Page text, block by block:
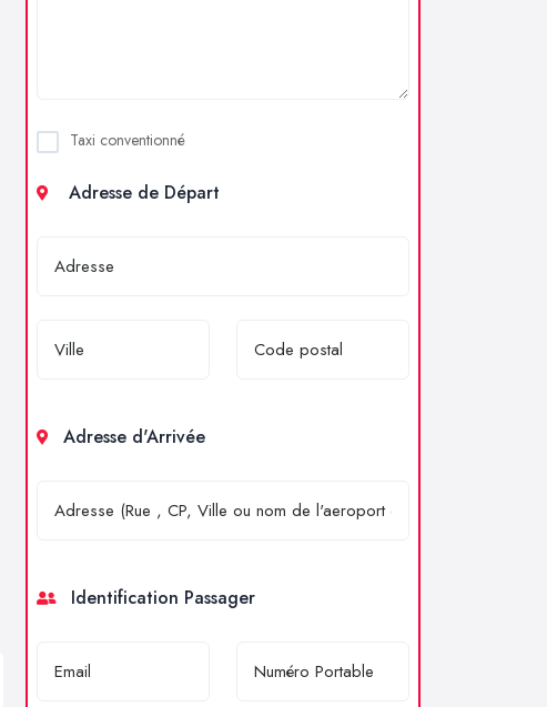
Taxi conventionné
Adresse de Départ
Adresse d'Arrivée
Identification Passager